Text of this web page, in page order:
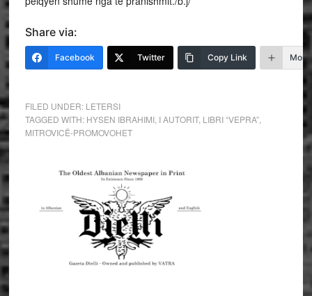
Share via:
Facebook Twitter Copy Link More
FILED UNDER: LETERSI
TAGGED WITH: HYSEN IBRAHIMI, I AUTORIT, LIBRI “VEPRA”,
MITROVICË-PROMOVOHET